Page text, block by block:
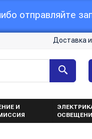
отправляйте
Доставка
И